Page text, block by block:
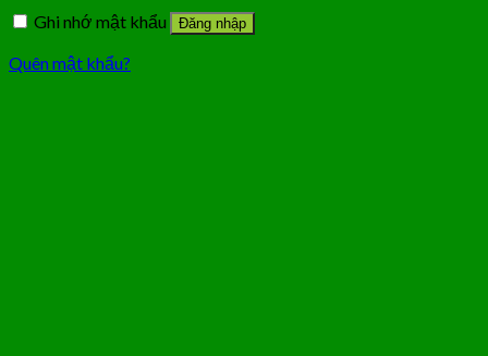
Ghi nhớ mật khẩu
Đăng nhập
Quên mật khẩu?